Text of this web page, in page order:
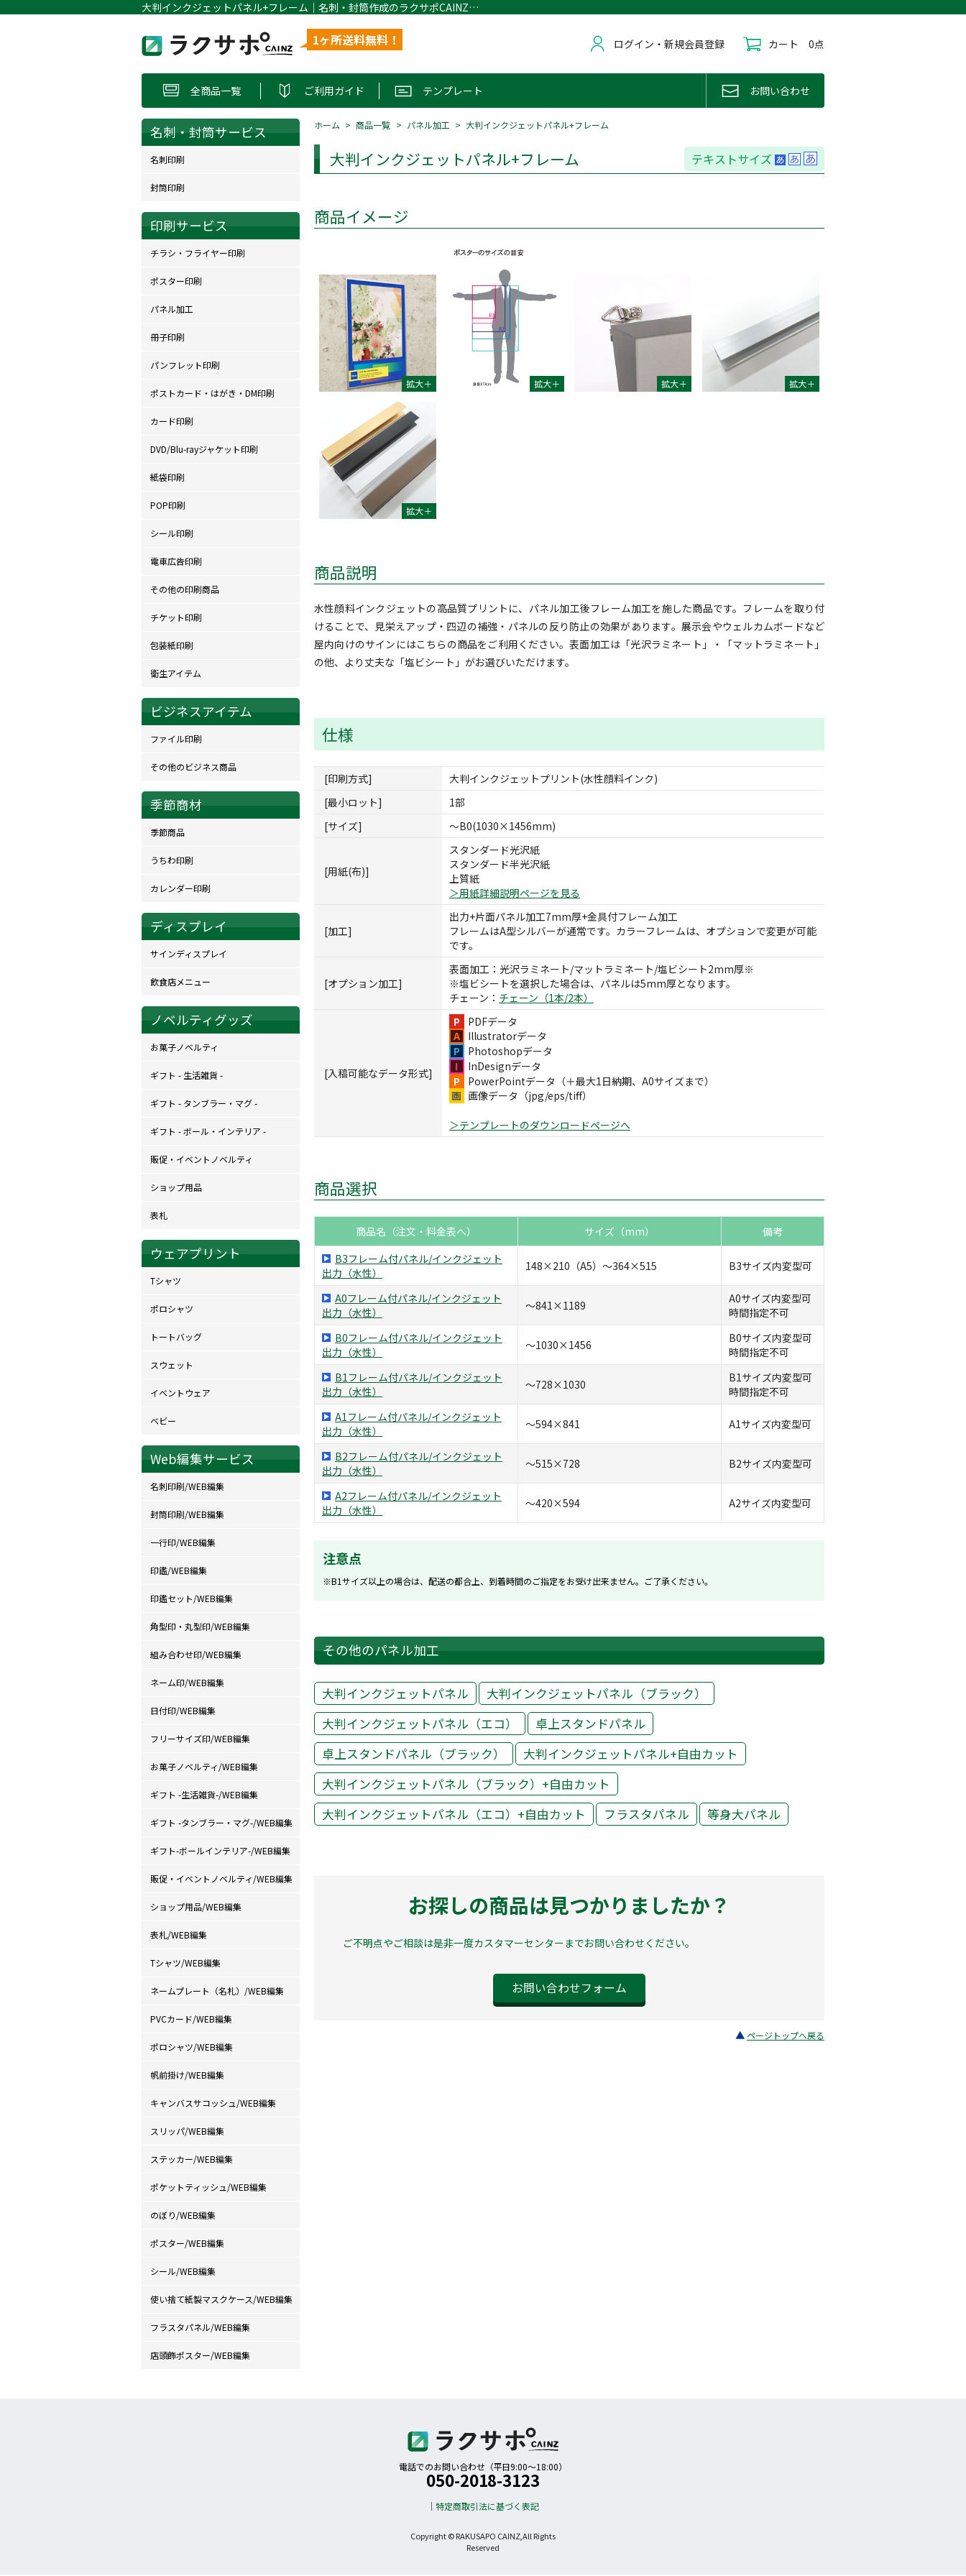
大判インクジェットパネル+フレーム｜名刺・封筒作成のラクサポCAINZ １ヶ所配送無料
1ヶ所送料無料！ ログイン・新規会員登録 カート 0点
全商品一覧 ご利用ガイド テンプレート お問い合わせ
ホーム 商品一覧 パネル加工 大判インクジェットパネル+フレーム
大判インクジェットパネル+フレーム テキストサイズ
商品イメージ
商品説明
水性顔料インクジェットの高品質プリントに、パネル加工後フレーム加工を施した商品です。フレームを取り付
けることで、見栄えアップ・四辺の補強・パネルの反り防止の効果があります。展示会やウェルカムボードなど
屋内向けのサインにはこちらの商品をご利用ください。表面加工は「光沢ラミネート」・「マットラミネート」
の他、より丈夫な「塩ビシート」がお選びいただけます。
仕様
[印刷方式]
大判インクジェットプリント(水性顔料インク)
[最小ロット]
1部
[サイズ]
～B0(1030×1456mm)
[用紙(布)]
スタンダード光沢紙
スタンダード半光沢紙
上質紙
＞用紙詳細説明ページを見る
[加工]
出力+片面パネル加工7mm厚+金具付フレーム加工
フレームはA型シルバーが通常です。カラーフレームは、オプションで変更が可能
です。
[オプション加工]
表面加工：光沢ラミネート/マットラミネート/塩ビシート2mm厚※
※塩ビシートを選択した場合は、パネルは5mm厚となります。
チェーン： チェーン（1本/2本）
[入稿可能なデータ形式]
PDFデータ
Illustratorデータ
Photoshopデータ
InDesignデータ
PowerPointデータ（＋最大1日納期、A0サイズまで）
画像データ（jpg/eps/tiff）
＞テンプレートのダウンロードページへ
商品選択
商品名（注文・料金表へ） サイズ（mm）
備考
B3フレーム付パネル/インクジェット
出力（水性）
148×210（A5）～364×515 B3サイズ内変型可
A0フレーム付パネル/インクジェット
出力（水性）
～841×1189
A0サイズ内変型可
時間指定不可
B0フレーム付パネル/インクジェット
出力（水性）
～1030×1456
B0サイズ内変型可
時間指定不可
B1フレーム付パネル/インクジェット
出力（水性）
～728×1030
B1サイズ内変型可
時間指定不可
A1フレーム付パネル/インクジェット
出力（水性）
～594×841 A1サイズ内変型可
B2フレーム付パネル/インクジェット
出力（水性）
～515×728 B2サイズ内変型可
A2フレーム付パネル/インクジェット
出力（水性）
～420×594 A2サイズ内変型可
注意点
※B1サイズ以上の場合は、配送の都合上、到着時間のご指定をお受け出来ません。ご了承ください。
その他のパネル加工
大判インクジェットパネル
大判インクジェットパネル（ブラック）
大判インクジェットパネル（エコ）
卓上スタンドパネル
卓上スタンドパネル（ブラック）
大判インクジェットパネル+自由カット
大判インクジェットパネル（ブラック）+自由カット
大判インクジェットパネル（エコ）+自由カット
フラスタパネル 等身大パネル
お探しの商品は見つかりましたか？
ご不明点やご相談は是非一度カスタマーセンターまでお問い合わせください。
お問い合わせフォーム
ページトップへ戻る
名刺・封筒サービス
名刺印刷
封筒印刷
印刷サービス
チラシ・フライヤー印刷
ポスター印刷
パネル加工
冊子印刷
パンフレット印刷
ポストカード・はがき・DM印刷
カード印刷
DVD/Blu-rayジャケット印刷
紙袋印刷
POP印刷
シール印刷
電車広告印刷
その他の印刷商品
チケット印刷
包装紙印刷
衛生アイテム
ビジネスアイテム
ファイル印刷
その他のビジネス商品
季節商材
季節商品
うちわ印刷
カレンダー印刷
ディスプレイ
サインディスプレイ
飲食店メニュー
ノベルティグッズ
お菓子ノベルティ
ギフト - 生活雑貨 -
ギフト - タンブラー・マグ -
ギフト - ボール・インテリア -
販促・イベントノベルティ
ショップ用品
表札
ウェアプリント
Tシャツ
ポロシャツ
トートバッグ
スウェット
イベントウェア
ベビー
Web編集サービス
名刺印刷/WEB編集
封筒印刷/WEB編集
一行印/WEB編集
印鑑/WEB編集
印鑑セット/WEB編集
角型印・丸型印/WEB編集
組み合わせ印/WEB編集
ネーム印/WEB編集
日付印/WEB編集
フリーサイズ印/WEB編集
お菓子ノベルティ/WEB編集
ギフト -生活雑貨-/WEB編集
ギフト -タンブラー・マグ-/WEB編集
ギフト-ボールインテリア-/WEB編集
販促・イベントノベルティ/WEB編集
ショップ用品/WEB編集
表札/WEB編集
Tシャツ/WEB編集
ネームプレート（名札）/WEB編集
PVCカード/WEB編集
ポロシャツ/WEB編集
帆前掛け/WEB編集
キャンバスサコッシュ/WEB編集
スリッパ/WEB編集
ステッカー/WEB編集
ポケットティッシュ/WEB編集
のぼり/WEB編集
ポスター/WEB編集
シール/WEB編集
使い捨て紙製マスクケース/WEB編集
フラスタパネル/WEB編集
店頭飾ポスター/WEB編集
電話でのお問い合わせ（平日9:00〜18:00）
050-2018-3123
特定商取引法に基づく表記
Copyright © RAKUSAPO CAINZ,All Rights
Reserved